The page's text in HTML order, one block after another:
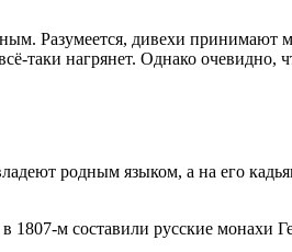
Разумеется, дивехи
таки нагрянет. Однако очевидно,
родным языком, а на его
1807-м составили русские монахи